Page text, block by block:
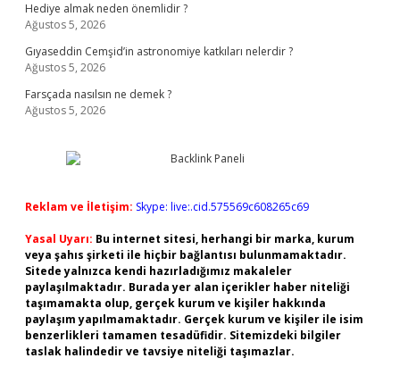
Hediye almak neden önemlidir ?
Ağustos 5, 2026
Gıyaseddin Cemşid’in astronomiye katkıları nelerdir ?
Ağustos 5, 2026
Farsçada nasılsın ne demek ?
Ağustos 5, 2026
Reklam ve İletişim: Skype: live:.cid.575569c608265c69
Yasal Uyarı: Bu internet sitesi, herhangi bir marka, kurum
veya şahıs şirketi ile hiçbir bağlantısı bulunmamaktadır.
Sitede yalnızca kendi hazırladığımız makaleler
paylaşılmaktadır. Burada yer alan içerikler haber niteliği
taşımamakta olup, gerçek kurum ve kişiler hakkında
paylaşım yapılmamaktadır. Gerçek kurum ve kişiler ile isim
benzerlikleri tamamen tesadüfidir. Sitemizdeki bilgiler
taslak halindedir ve tavsiye niteliği taşımazlar.